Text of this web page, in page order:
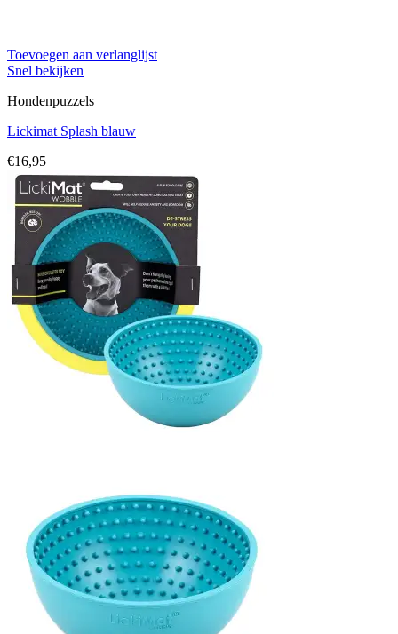
Toevoegen aan verlanglijst
Snel bekijken
Hondenpuzzels
Lickimat Splash blauw
€16,95